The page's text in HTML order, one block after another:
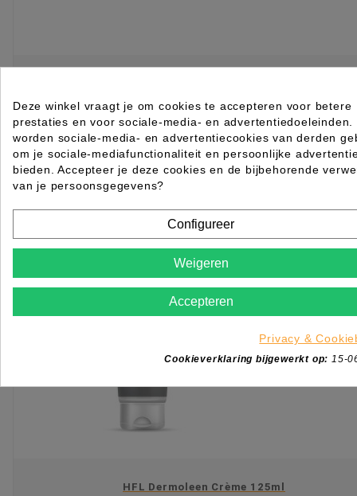
Ratedout of 5 stars based on review(s)
Log in of maak eenACCOUNTaan om te bestellen.
KIES OPTIE
HFL Dermoleen Crème 125ml
Deze winkel vraagt je om cookies te accepteren voor betere
prestaties en voor sociale-media- en advertentiedoeleinden.
worden sociale-media- en advertentiecookies van derden
om je sociale-mediafunctionaliteit en persoonlijke
bieden. Accepteer je deze cookies en de bijbehorende
van je persoonsgegevens?
Configureer
Weigeren
Accepteren
Privacy &
Cookieverklaring bijgewerkt op: 15-